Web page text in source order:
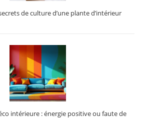
de culture d’une plante d’intérieur
intérieure : énergie positive ou faute de